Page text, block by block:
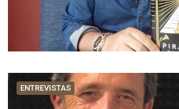
ENTREVISTAS